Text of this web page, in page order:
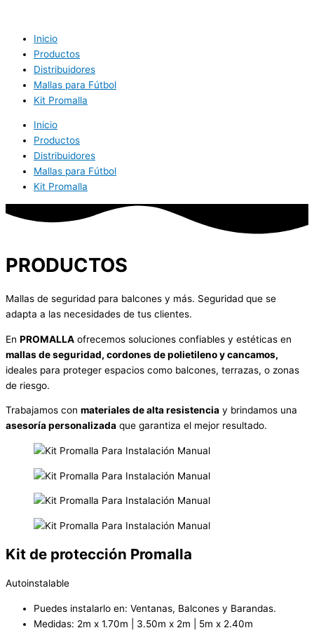
contentInicio
Productos
Distribuidores
Mallas para Fútbol
Kit Promalla
Inicio
Productos
Distribuidores
Mallas para Fútbol
Kit Promalla
PRODUCTOS
Mallas de seguridad para balcones y más. Seguridad que se
adapta a las necesidades de tus clientes.
En PROMALLA ofrecemos soluciones confiables y estéticas en
mallas de seguridad, cordones de polietileno y cancamos,
ideales para proteger espacios como balcones, terrazas, o zonas
de riesgo.
Trabajamos con materiales de alta resistencia y brindamos una
asesoría personalizada que garantiza el mejor resultado.
Kit de protección Promalla
Autoinstalable
Puedes instalarlo en: Ventanas, Balcones y Barandas.
Medidas: 2m x 1.70m | 3.50m x 2m | 5m x 2.40m